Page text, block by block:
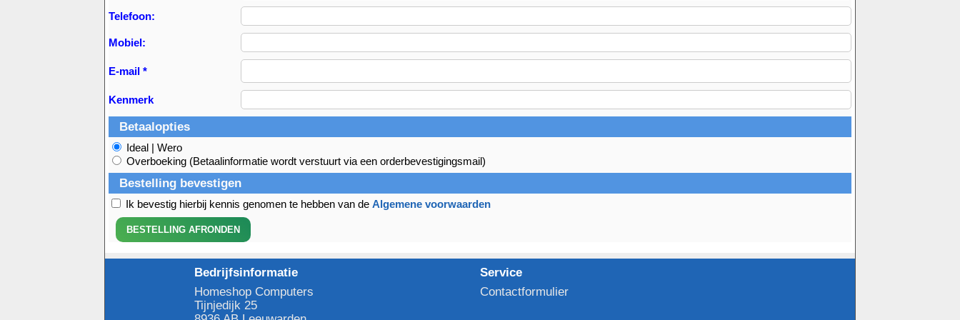
Telefoon:
Mobiel:
E-mail *
Kenmerk
Betaalopties
Ideal | Wero
Overboeking (Betaalinformatie wordt verstuurt via een orderbevestigingsmail)
Bestelling bevestigen
Ik bevestig hierbij kennis genomen te hebben van de Algemene voorwaarden
Bedrijfsinformatie
Homeshop Computers
Tijnjedijk 25
Service
Contactformulier